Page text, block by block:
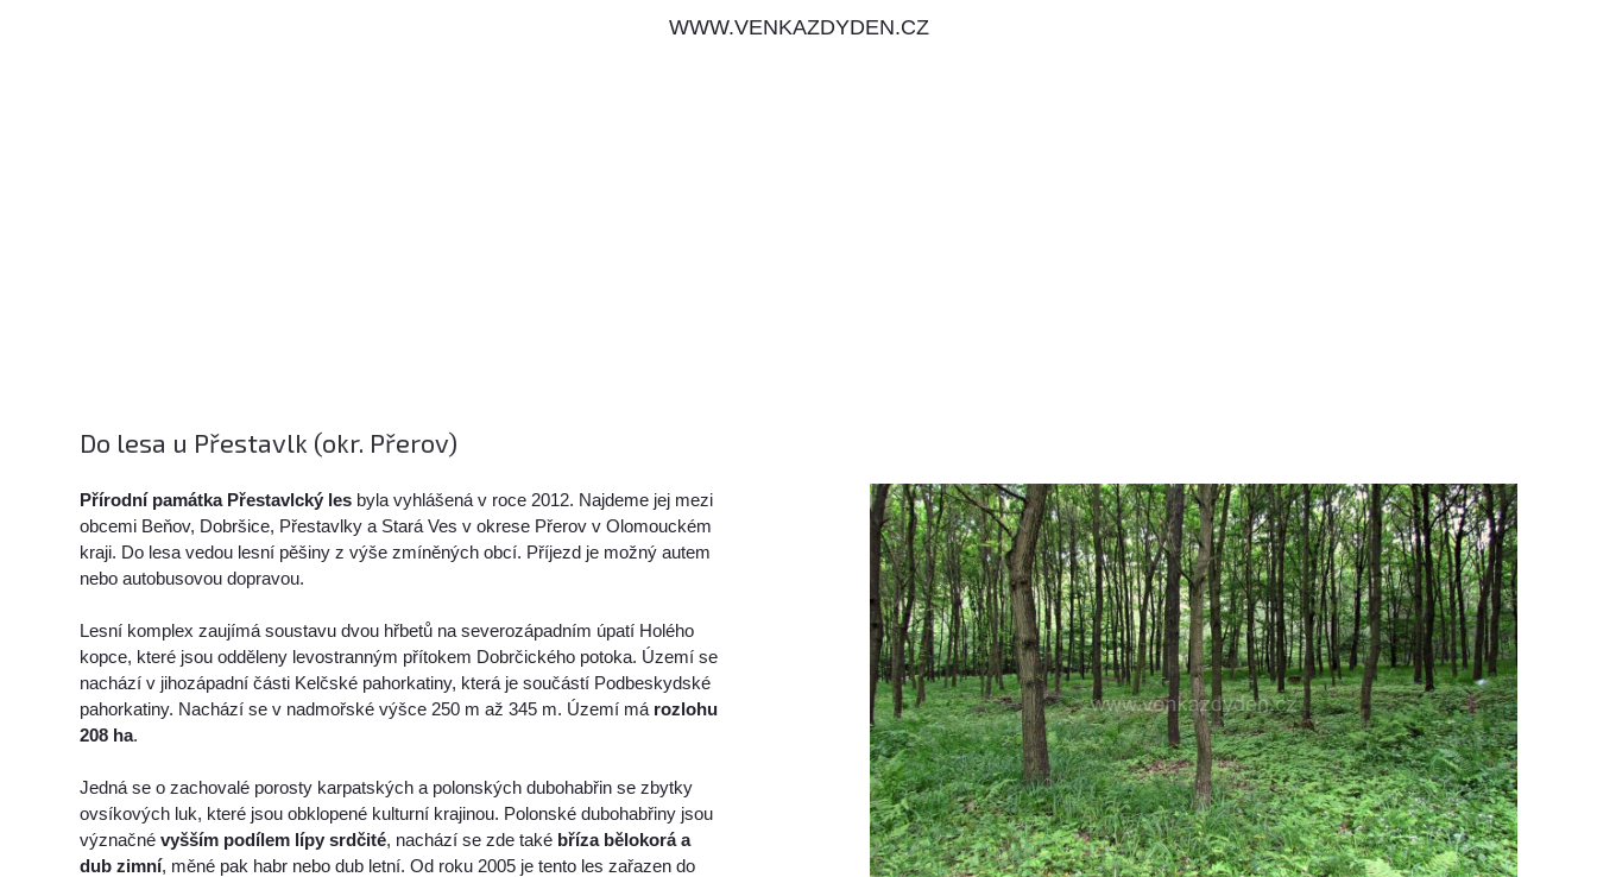
WWW.VENKAZDYDEN.CZ
Do lesa u Přestavlk (okr. Přerov)
Přírodní památka Přestavlcký les byla vyhlášená v roce 2012. Najdeme jej mezi
obcemi Beňov, Dobršice, Přestavlky a Stará Ves v okrese Přerov v Olomouckém
kraji. Do lesa vedou lesní pěšiny z výše zmíněných obcí. Příjezd je možný autem
nebo autobusovou dopravou.
Lesní komplex zaujímá soustavu dvou hřbetů na severozápadním úpatí Holého
kopce, které jsou odděleny levostranným přítokem Dobrčického potoka. Území se
nachází v jihozápadní části Kelčské pahorkatiny, která je součástí Podbeskydské
pahorkatiny. Nachází se v nadmořské výšce 250 m až 345 m. Území má rozlohu
208 ha.
Jedná se o zachovalé porosty karpatských a polonských dubohabřin se zbytky
ovsíkových luk, které jsou obklopené kulturní krajinou. Polonské dubohabřiny jsou
význačnévyšším podílem lípy srdčité, nachází se zde také bříza bělokorá a
dub zimní, měné pak habr nebo dub letní. Od roku 2005 je tento les zařazen do